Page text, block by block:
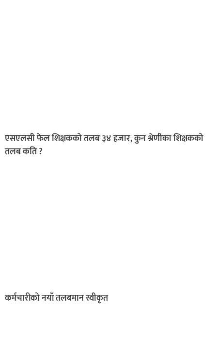
एसएलसी फेल शिक्षकको तलब ३४ हजार, कुन श्रेणीका शिक्षकको
तलब कति ?
कर्मचारीको नयाँ तलबमान स्वीकृत